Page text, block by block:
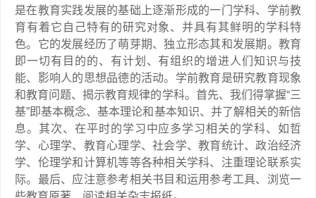
是在教育实践发展的基础上逐渐形成的一门学科、学前教
育有着它自己特有的研究对象、并具有其鲜明的学科特
色。它的发展经历了萌芽期、独立形态其和发展期。教育
即一切有目的的、有计划、有组织的增进人们知识与技
能、影响人的思想品德的活动。学前教育是研究教育现象
和教育问题、揭示教育规律的学科。首先、我们得掌握“三
基”即基本概念、基本理论和基本知识、并了解相关的新信
息。其次、在平时的学习中应多学习相关的学科、如哲
学、心理学、教育心理学、社会学、教育统计、政治经济
学、伦理学和计算机等等各种相关学科、注重理论联系实
际。最后、应注意参考相关书目和运用参考工具、浏览一